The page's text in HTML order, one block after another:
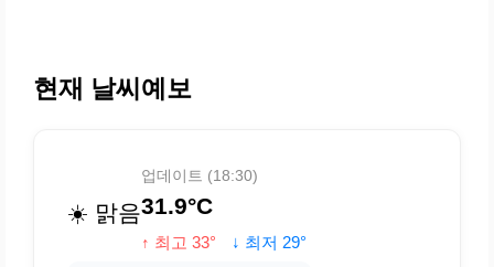
현재 날씨예보
☀️ 맑음
업데이트 (18:30)
31.9°C
↑ 최고 33° ↓ 최저 29°